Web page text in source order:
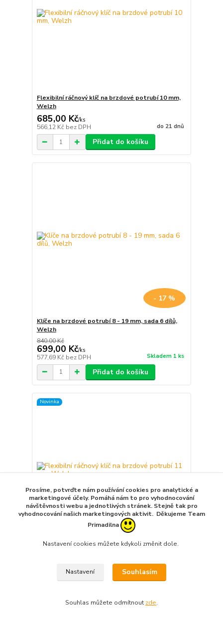
Flexibilní ráčnový klíč na brzdové potrubí 10 mm,
Welzh
685,00 Kč/ks
566,12 Kč bez DPH do 21 dnů
Přidat do košíku
- 17 %
Klíče na brzdové potrubí 8 - 19 mm, sada 6 dílů,
Welzh
840,00 Kč
699,00 Kč/ks
577,69 Kč bez DPH Skladem 1 ks
Přidat do košíku
Novinka
722,00 Kč/ks
596,69 Kčbez DPH Na dotaz
Prosíme, potvrďte nám používání cookies pro analytické a
marketingové účely. Pomáhá nám to pro vyhodnocování
návštěvnosti webu a jednotlivých stránek. Stejně tak pro
vyhodnocování našich marketingových aktivit. Děkujeme Team
Primadilna
Nastavení cookies můžete kdykoli změnit dole.
Nastavení Souhlasím
Souhlas můžete odmítnout zde.